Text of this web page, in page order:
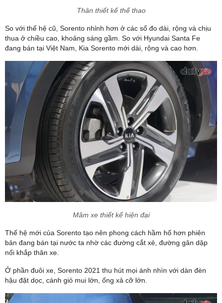
Thân thiết kế thể thao
So với thế hệ cũ, Sorento nhỉnh hơn ở các số đo dài, rộng và chịu
thua ở chiều cao, khoảng sáng gầm. So với Hyundai Santa Fe
đang bán tại Việt Nam, Kia Sorento mới dài, rộng và cao hơn.
Mâm xe thiết kế hiện đại
Thế hệ mới của Sorento tạo nên phong cách hầm hố hơn phiên
bản đang bán tại nước ta nhờ các đường cắt xẻ, đường gân dập
nổi khắp thân xe.
Ở phần đuôi xe, Sorento 2021 thu hút mọi ánh nhìn với dàn đèn
hậu đặt dọc, cánh gió mui lớn, ống xả cỡ lớn.